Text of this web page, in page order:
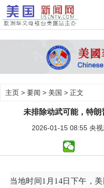
主页 > 要闻 > 美国 > 正文
未排除动武可能，特
2026-01-15 08:55
当地时间1月14日下午，